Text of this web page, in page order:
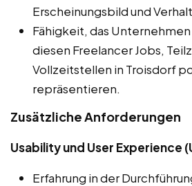
Erscheinungsbild und
Fähigkeit, das
diesen Freelancer Jobs,
Vollzeitstellen in Troisdorf
repräsentieren.
Zusätzliche Anforderungen
Usability und User Experience
Erfahrung in der